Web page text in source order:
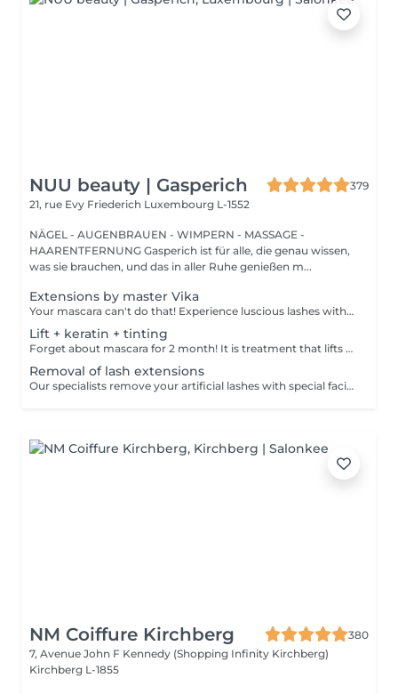
NUU beauty | Gasperich
379
21, rue Evy Friederich Luxembourg L-1552
NÄGEL - AUGENBRAUEN - WIMPERN - MASSAGE -
HAARENTFERNUNG Gasperich ist für alle, die genau wissen,
was sie brauchen, und das in aller Ruhe genießen m...
Extensions by master Vika
Your mascara can't do that! Experience luscious lashes with our professional lash extensions. Each artificial lash is expertly applied to your natural lashes, creating a fuller, longer, and darker look. Volume options: choose from 1D to 5D for the perfect fullness. Personalised choices: discuss your preferences for curves and colours with our expert. What to expect: - eye area is cleaned - tape and patches protect the skin - extensions are applied to your natural lashes - lashes are dried for a secure hold - tape and patches are removed Post-care: avoid wetting lashes for 24 hours. Frequency: schedule every 3-4 weeks.
Lift + keratin + tinting
Forget about mascara for 2 month! It is treatment that lifts and curls your natural lashes to make them look longer and give them an attractive shape that will open up your eyes. How is lash lamination done? - lashes are washed - eye pad is placed - silicone rods are placed - perming solution is applied - lifting solution is applied - noutralizing solution is applied - henna or paint is applied - keratin is applied - lashes are washed - silicone rods are removed Age restrictions: recommended to do from 14 years. Post procedure recommendations: do not wash eyelashes 24 hours after the procedure. Frequency: once in 4-6 weeks.
Removal of lash extensions
Our specialists remove your artificial lashes with special facilities. If the lashes were done in our beauty space - on your next visit for lash extensions removal will be for free.
NM Coiffure Kirchberg
380
7, Avenue John F Kennedy (Shopping Infinity Kirchberg)
Kirchberg L-1855